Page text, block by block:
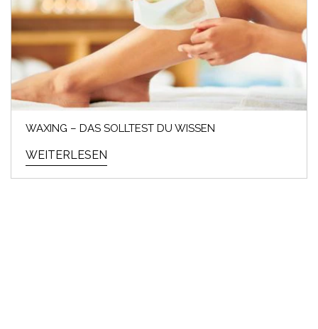
WAXING – DAS SOLLTEST DU WISSEN
WEITERLESEN